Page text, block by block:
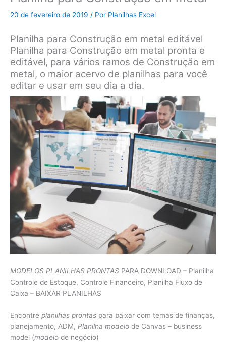
20 de fevereiro de 2019 / Por Planilhas Excel
Planilha para Construção em metal editável
Planilha para Construção em metal pronta e
editável, para vários ramos de Construção em
metal, o maior acervo de planilhas para você
editar e usar em seu dia a dia.
MODELOS PLANILHAS PRONTAS PARA DOWNLOAD – Planilha
Controle de Estoque, Controle Financeiro, Planilha Fluxo de
Caixa – BAIXAR PLANILHAS
Encontre planilhas prontas para baixar com temas de finanças,
planejamento, ADM, Planilha modelo de Canvas – business
model (modelo de negócio)